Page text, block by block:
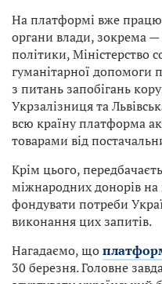
На платформі вже
органи влади, зокрема —
політики, Міністерство
гуманітарної допомоги
з питань запобігань
Укрзалізниця та
всю країну платформа
товарами від
Крім цього,
міжнародних донорів
фондувати потреби
виконання цих запитів.
Нагадаємо, що
30 березня. Головне